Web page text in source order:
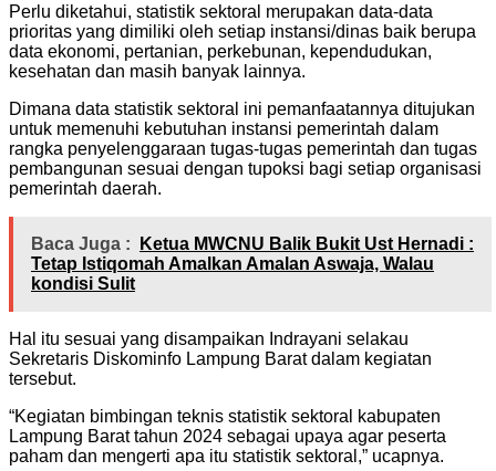
Perlu diketahui, statistik sektoral merupakan data-data
prioritas yang dimiliki oleh setiap instansi/dinas baik berupa
data ekonomi, pertanian, perkebunan, kependudukan,
kesehatan dan masih banyak lainnya.
Dimana data statistik sektoral ini pemanfaatannya ditujukan
untuk memenuhi kebutuhan instansi pemerintah dalam
rangka penyelenggaraan tugas-tugas pemerintah dan tugas
pembangunan sesuai dengan tupoksi bagi setiap organisasi
pemerintah daerah.
Baca Juga :
Ketua MWCNU Balik Bukit Ust Hernadi :
Tetap Istiqomah Amalkan Amalan Aswaja, Walau
kondisi Sulit
Hal itu sesuai yang disampaikan Indrayani selakau
Sekretaris Diskominfo Lampung Barat dalam kegiatan
tersebut.
“Kegiatan bimbingan teknis statistik sektoral kabupaten
Lampung Barat tahun 2024 sebagai upaya agar peserta
paham dan mengerti apa itu statistik sektoral,” ucapnya.